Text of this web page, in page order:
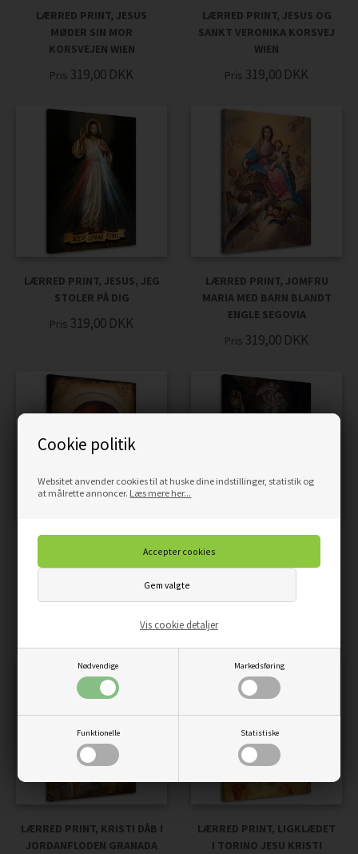
Cookie politik
Websitet anvender cookies til at huske dine indstillinger, statistik og
at målrette annoncer. Læs mere her...
Nødvendige Markedsføring
Funktionelle Statistiske
Vis cookie detaljer
LÆRRED PRINT, JESUS
MØDER SIN MOR
KORSVEJEN WIEN
Pris 319,00 DKK
LÆRRED PRINT, JESUS OG
SANKT VERONIKA KORSVEJ
WIEN
Pris 319,00 DKK
LÆRRED PRINT, JESUS, JEG
STOLER PÅ DIG
Pris 319,00 DKK
LÆRRED PRINT, JOMFRU
MARIA MED BARN BLANDT
ENGLE SEGOVIA
Pris 319,00 DKK
LÆRRED PRINT, JOMFRU
BRATISLAVA SEGOVIA
LÆRRED PRINT, JUL I SANKT
PAULS KIRKE I ANTWERPEN
LÆRRED PRINT, KRISTI DÅB I
JORDANFLODEN GRANADA
LÆRRED PRINT, LIGKLÆDET
I TORINO JESU KRISTI